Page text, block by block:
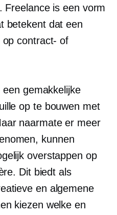
Freelance is een vorm
betekent dat een
op contract- of
gemakkelijke
op te bouwen met
naarmate er meer
kunnen
overstappen op
Dit biedt als
en algemene
kiezen welke en